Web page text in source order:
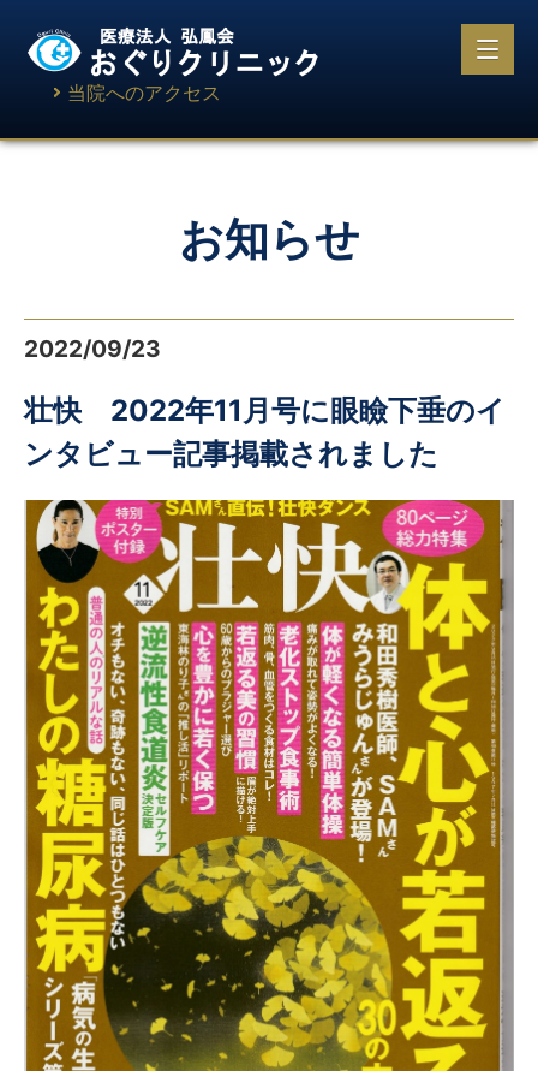
当院へのアクセス
お知らせ
2022/09/23
壮快 2022年11月号に眼瞼下垂のイ
ンタビュー記事掲載されました